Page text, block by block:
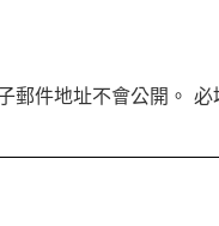
郵件地址不會公開。 必